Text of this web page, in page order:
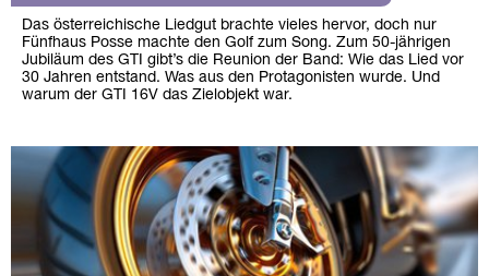
Das österreichische Liedgut brachte vieles hervor, doch nur
Fünfhaus Posse machte den Golf zum Song. Zum 50-jährigen
Jubiläum des GTI gibt’s die Reunion der Band: Wie das Lied vor
30 Jahren entstand. Was aus den Protagonisten wurde. Und
warum der GTI 16V das Zielobjekt war.